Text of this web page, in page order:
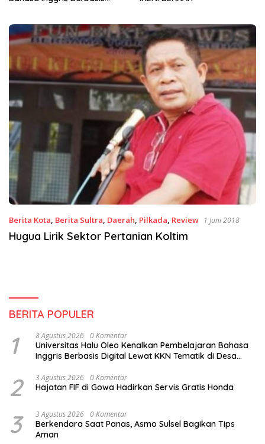
Berita Kota, Berita Sultra, Daerah, Pilkada, Review 1 Juni 2018
Hugua Lirik Sektor Pertanian Koltim
BERITA POPULER
1 8 Agustus 2026 0 Komentar
Universitas Halu Oleo Kenalkan Pembelajaran Bahasa
Inggris Berbasis Digital Lewat KKN Tematik di Desa
2 3 Agustus 2026 0 Komentar
Hajatan FIF di Gowa Hadirkan Servis Gratis Honda
3 3 Agustus 2026 0 Komentar
Berkendara Saat Panas, Asmo Sulsel Bagikan Tips
Aman